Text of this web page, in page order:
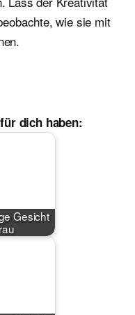
wie sie mit
dich haben:
Gesicht